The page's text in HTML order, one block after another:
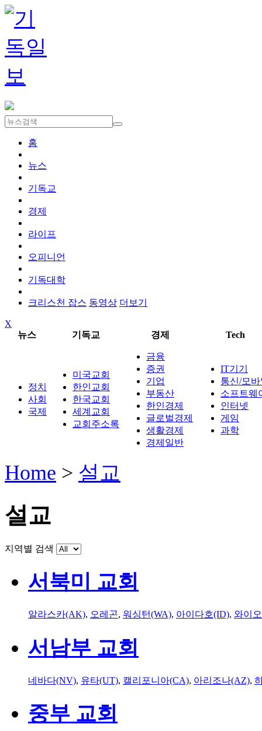
홈
뉴스
기독교
경제
라이프
오피니언
기독대학
크리스천 잡스 동영상 더보기
X
뉴스
기독교 경제 Tech
정치
사회
국제
미국교회
한인교회
한국교회
세계교회
교회주소록
금융
증권
기업
부동산
한인경제
글로벌경제
생활경제
경제일반
IT기기
통신/모
소프트웨
인터넷
게임
과학
Home > 설교
설교
지역별 검색
서북미 교회
알라스카(AK), 오레곤, 워싱턴(WA), 아이다호(ID), 와이
서남부 교회
네바다(NV), 유타(UT), 캘리포니아(CA), 아리조나(AZ),
중부 교회